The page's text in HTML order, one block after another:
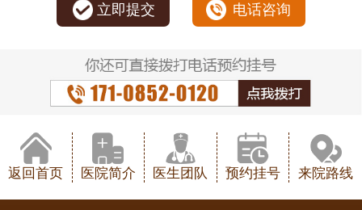
立即提交 电话咨询
返回首页 医院简介 医生团队 预约挂号 来院路线